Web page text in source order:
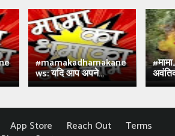
#mamakadhamakane
ws: यदि आप अपने...
App Store Reach Out
Terms